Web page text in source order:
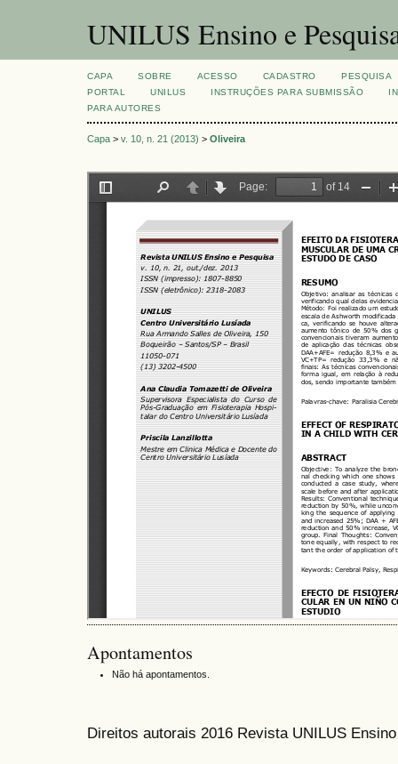
UNILUS Ensino e
CAPA SOBRE ACESSO CADASTRO
PESQUISA
PORTAL
UNILUS INSTRUÇÕES PARA SUBMISSÃO
PARA AUTORES
Capa > v. 10, n. 21 (2013) > Oliveira
Apontamentos
Não há apontamentos.
Direitos autorais 2016 Revista UNILUS